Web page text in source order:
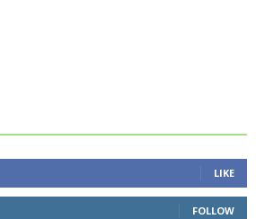
LIKE
FOLLOW